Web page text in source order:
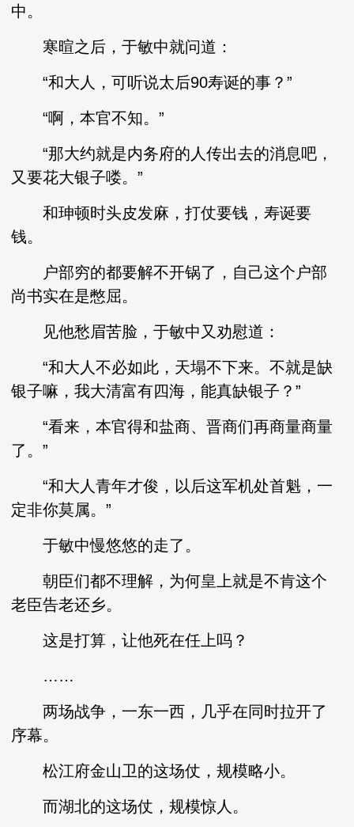
中。
寒暄之后，于敏中就问道：
“和大人，可听说太后90寿诞的事？”
“啊，本官不知。”
“那大约就是内务府的人传出去的消息吧，
又要花大银子喽。”
和珅顿时头皮发麻，打仗要钱，寿诞要
钱。
户部穷的都要解不开锅了，自己这个户部
尚书实在是憋屈。
见他愁眉苦脸，于敏中又劝慰道：
“和大人不必如此，天塌不下来。不就是缺
银子嘛，我大清富有四海，能真缺银子？”
“看来，本官得和盐商、晋商们再商量商量
了。”
“和大人青年才俊，以后这军机处首魁，一
定非你莫属。”
于敏中慢悠悠的走了。
朝臣们都不理解，为何皇上就是不肯这个
老臣告老还乡。
这是打算，让他死在任上吗？
……
两场战争，一东一西，几乎在同时拉开了
序幕。
松江府金山卫的这场仗，规模略小。
而湖北的这场仗，规模惊人。